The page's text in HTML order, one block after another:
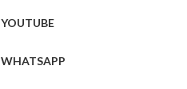
YOUTUBE
WHATSAPP